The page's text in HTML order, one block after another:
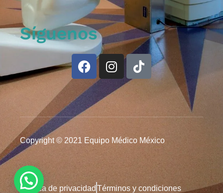
Síguenos
Copyright © 2021 Equipo Médico México
Política de privacidad Términos y condiciones